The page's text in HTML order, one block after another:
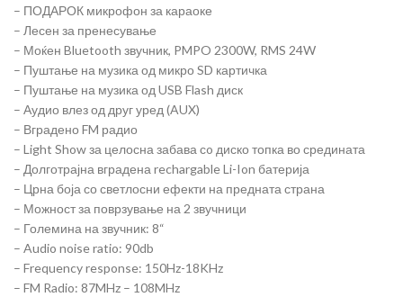
– ПОДАРОК микрофон за караоке
– Лесен за пренесување
– Моќен Bluetooth звучник, PMPO 2300W, RMS 24W
– Пуштање на музика од микро SD картичка
– Пуштање на музика од USB Flash диск
– Аудио влез од друг уред (AUX)
– Вградено FM радио
– Light Show за целосна забава сo диско топка во средината
– Долготрајна вградена rechargable Li-Ion батерија
– Црна боја со светлосни ефекти на предната страна
– Можност за поврзување на 2 звучници
– Големина на звучник: 8“
– Audio noise ratio: 90db
– Frequency response: 150Hz-18KHz
– FM Radio: 87MHz – 108MHz